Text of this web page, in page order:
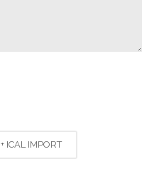
+ ICAL IMPORT